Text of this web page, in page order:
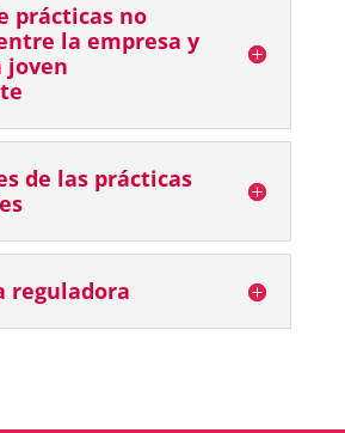
prácticas no
la empresa y
joven
de las prácticas
reguladora